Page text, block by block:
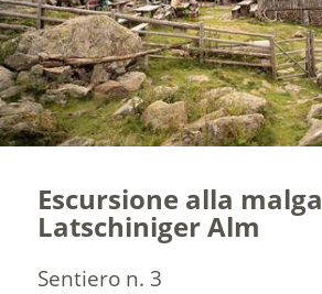
Escursione alla malga
Latschiniger Alm
Sentiero n. 3